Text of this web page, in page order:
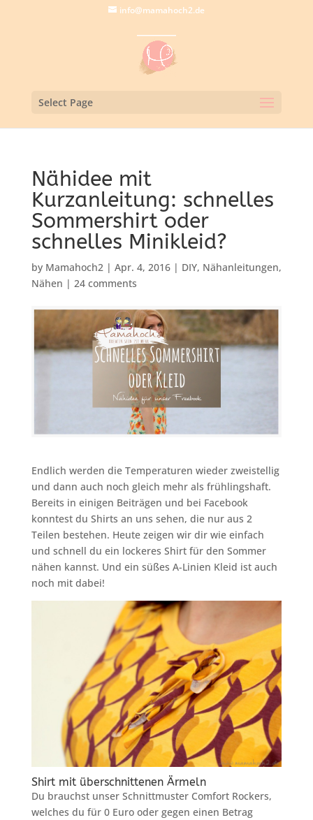
info@mamahoch2.de
Select Page
Nähidee mit
Kurzanleitung: schnelles
Sommershirt oder
schnelles Minikleid?
by Mamahoch2| Apr. 4, 2016| DIY, Nähanleitungen,
Nähen | 24 comments
Endlich werden die Temperaturen wieder zweistellig
und dann auch noch gleich mehr als frühlingshaft.
Bereits in einigen Beiträgen und bei Facebook
konntest du Shirts an uns sehen, die nur aus 2
Teilen bestehen. Heute zeigen wir dir wie einfach
und schnell du ein lockeres Shirt für den Sommer
nähen kannst. Und ein süßes A-Linien Kleid ist auch
noch mit dabei!
Shirt mit überschnittenen Ärmeln
Du brauchst unser Schnittmuster Comfort Rockers,
welches du für 0 Euro oder gegen einen Betrag